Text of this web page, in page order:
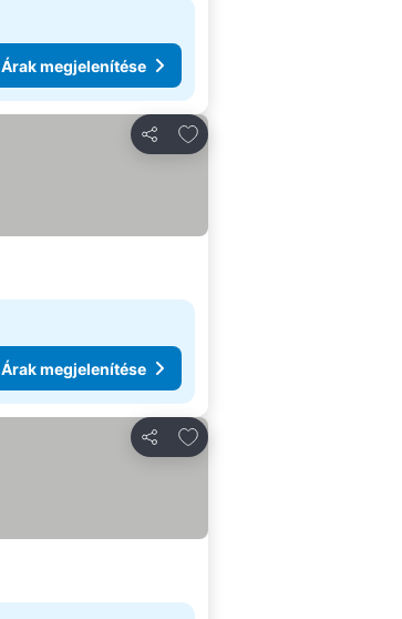
Árak megjelenítése
Megosztás
Hozzáadás a kedvencekhez
Árak megjelenítése
Megosztás
Hozzáadás a kedvencekhez